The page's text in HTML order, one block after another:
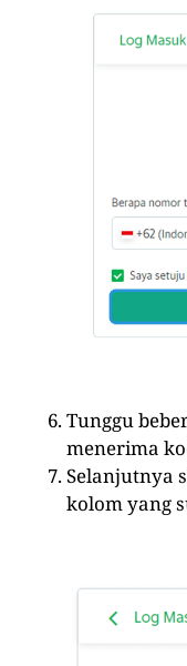
Tunggu
menerima
Selanjutnya
kolom yang